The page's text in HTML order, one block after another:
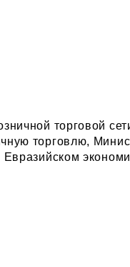
сети В связи с
торговлю,